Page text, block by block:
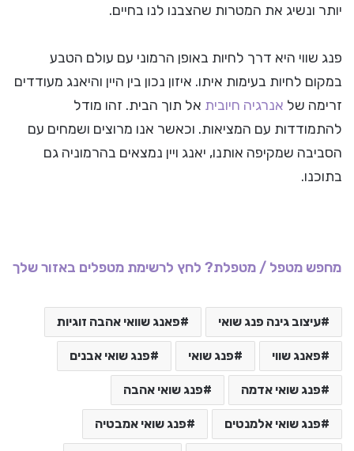
יותר ונשיג את המטרות שהצבנו לנו בחיים.
פנג שווי היא דרך לחיות באופן הרמוני עם עולם הטבע
במקום לחיות בעימות איתו. איזון נכון בין היין והיאנג מעודדים
זרימה של אנרגיה חיובית אל תוך הבית. זהו מודל
להתמודדות עם המציאות. וכאשר אנו מרוצים ושמחים עם
הסביבה שמקיפה אותנו, יאנג ויין נמצאים בהרמוניה גם
בתוכנו.
מחפש מטפל / מטפלת? לחץ לרשימת מטפלים באזור שלך
עיצוב גינה פנג שואי פאנג שוואי אהבה זוגיות
פאנג שווי פנג שואי פנג שואי אבנים
פנג שואי אדמה פנג שואי אהבה
פנג שואי אלמנטים פנג שואי אמבטיה